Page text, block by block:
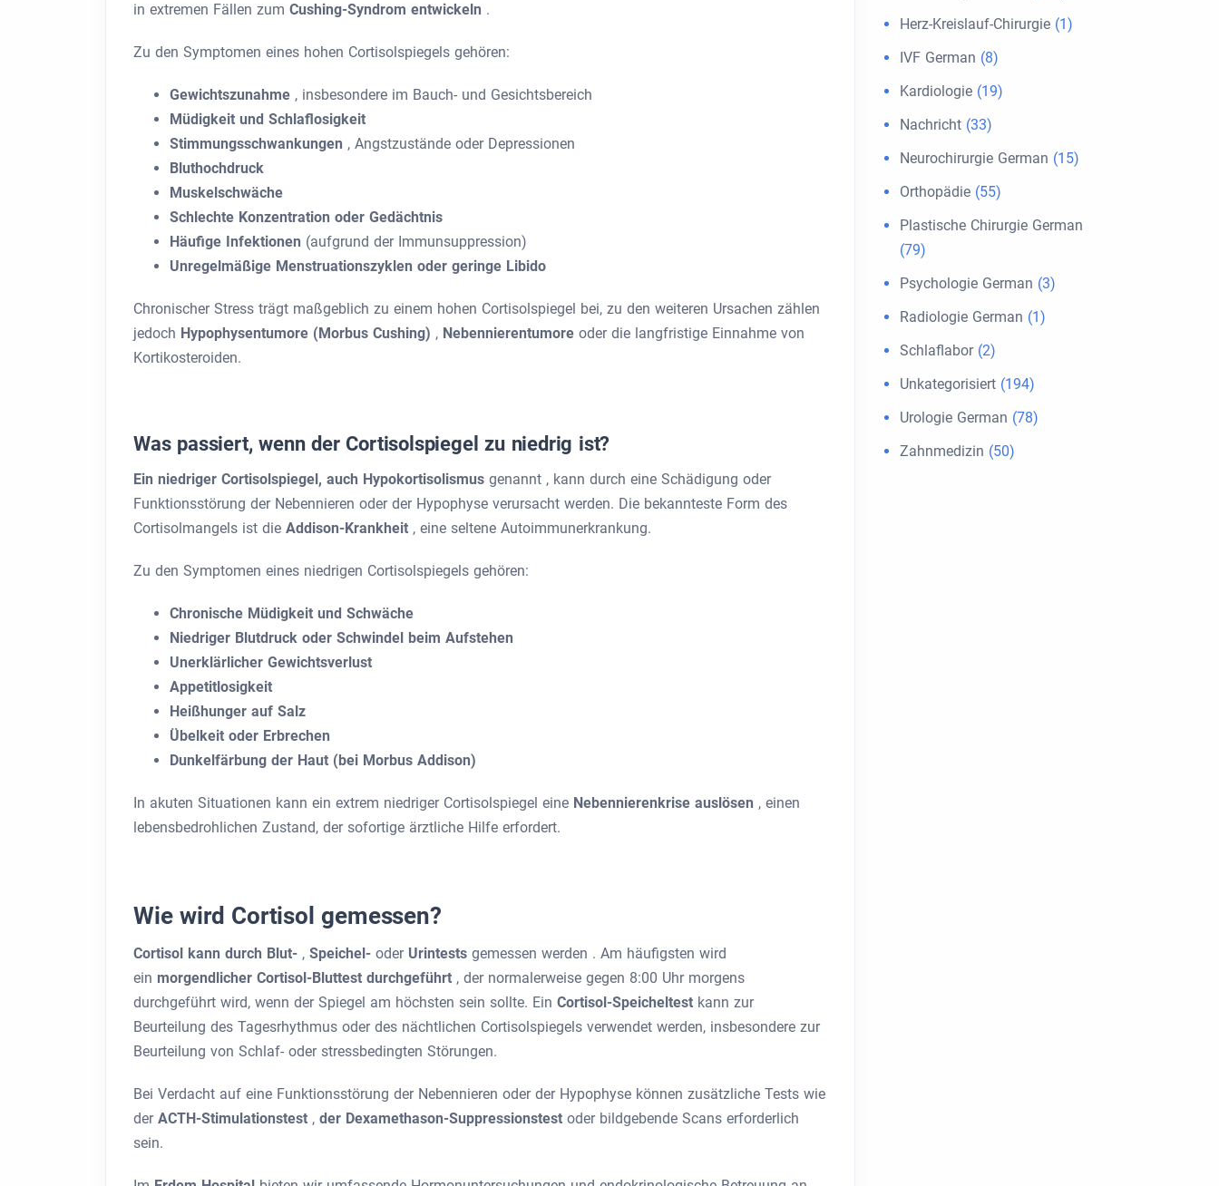
in extremen Fällen zum Cushing-Syndrom entwickeln .
Zu den Symptomen eines hohen Cortisolspiegels gehören:
Gewichtszunahme , insbesondere im Bauch- und Gesichtsbereich
Müdigkeit und Schlaflosigkeit
Stimmungsschwankungen , Angstzustände oder Depressionen
Bluthochdruck
Muskelschwäche
Schlechte Konzentration oder Gedächtnis
Häufige Infektionen (aufgrund der Immunsuppression)
Unregelmäßige Menstruationszyklen oder geringe Libido
Chronischer Stress trägt maßgeblich zu einem hohen Cortisolspiegel bei, zu den weiteren Ursachen zählen
jedoch Hypophysentumore (Morbus Cushing) , Nebennierentumore oder die langfristige Einnahme von
Kortikosteroiden.
Was passiert, wenn der Cortisolspiegel zu niedrig ist?
Ein niedriger Cortisolspiegel, auch Hypokortisolismus genannt , kann durch eine Schädigung oder
Funktionsstörung der Nebennieren oder der Hypophyse verursacht werden. Die bekannteste Form des
Cortisolmangels ist die Addison-Krankheit , eine seltene Autoimmunerkrankung.
Zu den Symptomen eines niedrigen Cortisolspiegels gehören:
Chronische Müdigkeit und Schwäche
Niedriger Blutdruck oder Schwindel beim Aufstehen
Unerklärlicher Gewichtsverlust
Appetitlosigkeit
Heißhunger auf Salz
Übelkeit oder Erbrechen
Dunkelfärbung der Haut (bei Morbus Addison)
In akuten Situationen kann ein extrem niedriger Cortisolspiegel eine Nebennierenkrise auslösen , einen
lebensbedrohlichen Zustand, der sofortige ärztliche Hilfe erfordert.
Wie wird Cortisol gemessen?
Cortisol kann durch Blut- , Speichel- oder Urintests gemessen werden . Am häufigsten wird
ein morgendlicher Cortisol-Bluttest durchgeführt , der normalerweise gegen 8:00 Uhr morgens
durchgeführt wird, wenn der Spiegel am höchsten sein sollte. Ein Cortisol-Speicheltest kann zur
Beurteilung des Tagesrhythmus oder des nächtlichen Cortisolspiegels verwendet werden, insbesondere zur
Beurteilung von Schlaf- oder stressbedingten Störungen.
Bei Verdacht auf eine Funktionsstörung der Nebennieren oder der Hypophyse können zusätzliche Tests wie
der ACTH-Stimulationstest , der Dexamethason-Suppressionstest oder bildgebende Scans erforderlich
sein.
Herz-Kreislauf-Chirurgie (1)
IVF German (8)
Kardiologie (19)
Nachricht (33)
Neurochirurgie German (15)
Orthopädie (55)
Plastische Chirurgie German
(79)
Psychologie German (3)
Radiologie German (1)
Schlaflabor(2)
Unkategorisiert (194)
Urologie German (78)
Zahnmedizin (50)